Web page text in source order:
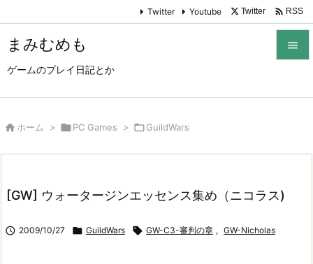
まみむめも
ゲームのプレイ日記とか

Twitter Youtube Twitter  RSS
 ホーム > PC Games > GuildWars
[GW] ウォータージンエッセンス集め（ニコラス)
 2009/10/27  GuildWars  GW-C3-審判の章 , GW-Nicholas